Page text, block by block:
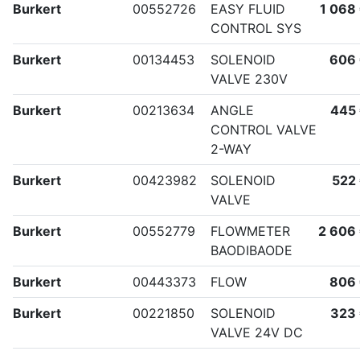
Burkert 00552726
EASY FLUID
CONTROL SYS
1 068
Burkert 00134453
SOLENOID
VALVE 230V
606
Burkert 00213634
ANGLE
CONTROL VALVE
2-WAY
445
Burkert 00423982
SOLENOID
VALVE
522
Burkert 00552779
FLOWMETER
BAODIBAODE
2 606
Burkert 00443373 FLOW
806
Burkert
00221850
SOLENOID
VALVE 24V DC
323